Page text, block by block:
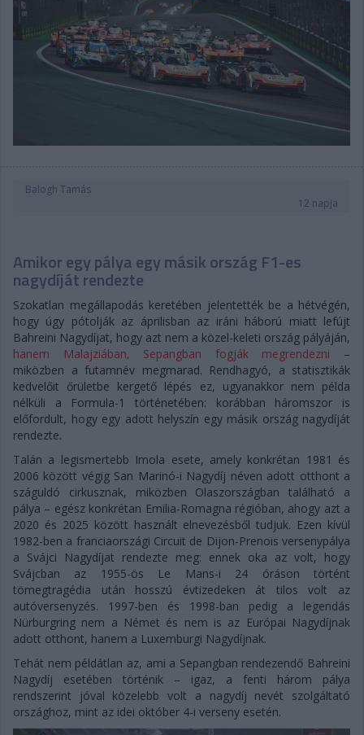
Balogh Tamás
12 napja
Amikor egy pálya egy másik ország F1-es
nagydíját rendezte
Szokatlan megállapodás keretében jelentették be a hétvégén,
hogy úgy pótolják az áprilisban az iráni háború miatt lefújt
Bahreini Nagydíjat, hogy azt nem a közel-keleti ország pályáján,
hanem Malajziában, Sepangban fogják megrendezni –
miközben a futamnév megmarad. Rendhagyó, a statisztikák
kedvelőit őrületbe kergető lépés ez, ugyanakkor nem példa
nélküli a Formula-1 történetében: korábban háromszor is
előfordult, hogy egy adott helyszín egy másik ország nagydíját
rendezte.
Talán a legismertebb Imola esete, amely konkrétan 1981 és
2006 között végig San Marinó-i Nagydíj néven adott otthont a
száguldó cirkusznak, miközben Olaszországban található a
pálya – egész konkrétan Emilia-Romagna régióban, ahogy azt a
2020 és 2025 között használt elnevezésből tudjuk. Ezen kívül
1982-ben a franciaországi Circuit de Dijon-Prenois versenypálya
a Svájci Nagydíjat rendezte meg: ennek oka az volt, hogy
Svájcban az 1955-ös Le Mans-i 24 óráson történt
tömegtragédia után hosszú évtizedeken át tilos volt az
autóversenyzés. 1997-ben és 1998-ban pedig a legendás
Nürburgring nem a Német és nem is az Európai Nagydíjnak
adott otthont, hanem a Luxemburgi Nagydíjnak.
Tehát nem példátlan az, ami a Sepangban rendezendő Bahreini
Nagydíj esetében történik – igaz, a fenti három pálya
rendszerint jóval közelebb volt a nagydíj nevét szolgáltató
országhoz, mint az idei október 4-i verseny esetén.